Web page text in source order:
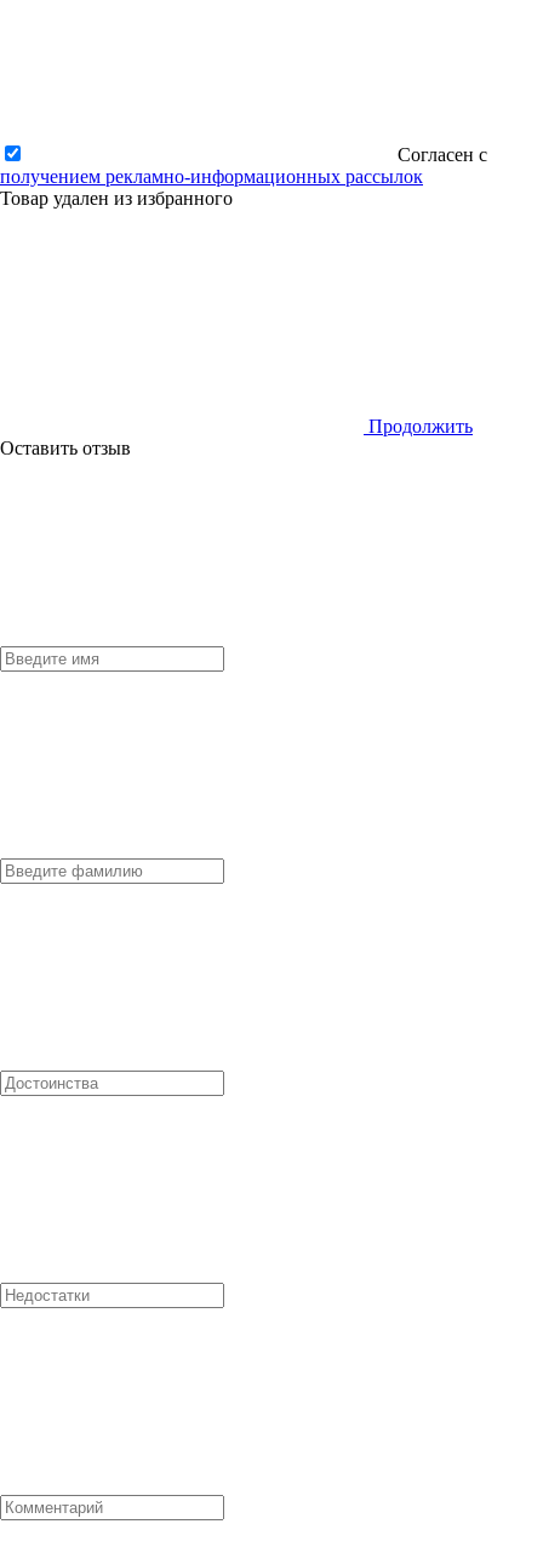
Согласен с
получением рекламно-информационных рассылок
Товар удален из избранного
Продолжить
Оставить отзыв